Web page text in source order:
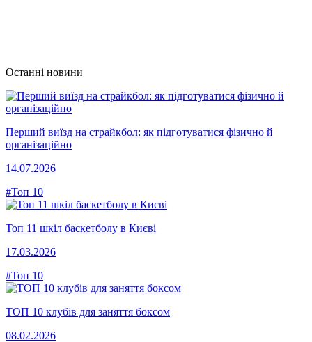
Останні новини
Перший виїзд на страйкбол: як підготуватися фізично й
організаційно
14.07.2026
#Топ 10
Топ 11 шкіл баскетболу в Києві
17.03.2026
#Топ 10
ТОП 10 клубів для заняття боксом
08.02.2026